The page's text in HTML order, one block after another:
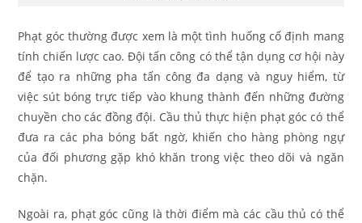
Phạt góc thường được xem là một tình huống cố định mang
tính chiến lược cao. Đội tấn công có thể tận dụng cơ hội này
để tạo ra những pha tấn công đa dạng và nguy hiểm, từ
việc sút bóng trực tiếp vào khung thành đến những đường
chuyền cho các đồng đội. Cầu thủ thực hiện phạt góc có thể
đưa ra các pha bóng bất ngờ, khiến cho hàng phòng ngự
của đối phương gặp khó khăn trong việc theo dõi và ngăn
chặn.
Ngoài ra, phạt góc cũng là thời điểm mà các cầu thủ có thể